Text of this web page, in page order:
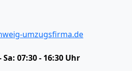
umzugsfirma.de
Sa: 07:30 - 16:30 Uhr